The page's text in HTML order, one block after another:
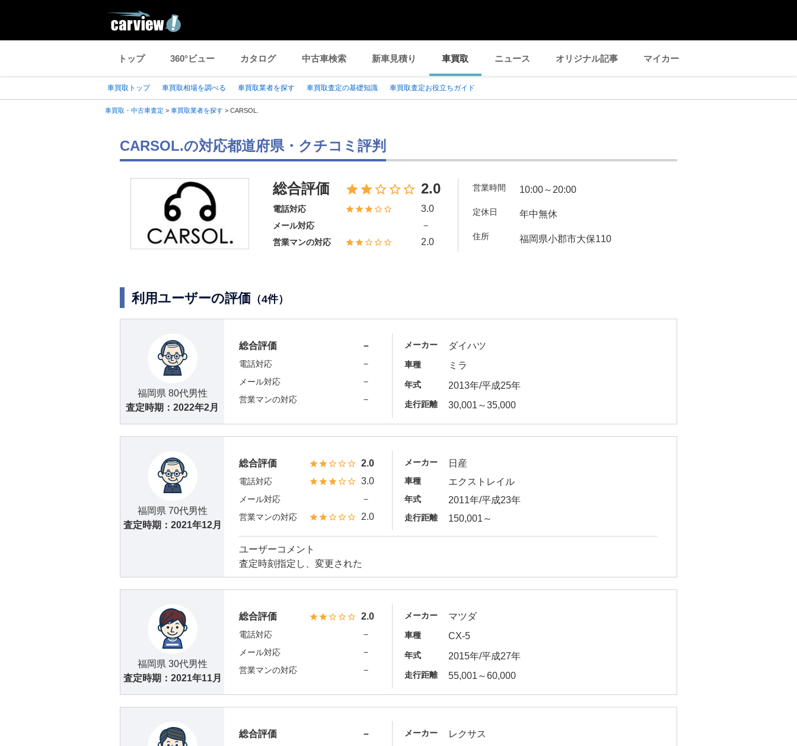
トップ 360°ビュー カタログ 中古車検索 新車見積り 車買取 ニュース オリジナル記事 マイカー
車買取トップ 車買取相場を調べる 車買取業者を探す 車買取査定の基礎知識 車買取査定お役立ちガイド
車買取・中古車査定 > 車買取業者を探す > CARSOL.
CARSOL.の対応都道府県・クチコミ評判
総合評価 2.0
電話対応 3.0
メール対応 －
営業マンの対応 2.0
営業時間 10:00～20:00
定休日 年中無休
住所 福岡県小郡市大保110
利用ユーザーの評価 （4件）
福岡県 80代男性
査定時期： 2022年2月
総合評価 －
電話対応 －
メール対応 －
営業マンの対応 －
メーカー ダイハツ
車種 ミラ
年式 2013年/平成25年
走行距離 30,001～35,000
福岡県 70代男性
査定時期： 2021年12月
総合評価 2.0
電話対応 3.0
メール対応 －
営業マンの対応 2.0
メーカー 日産
車種 エクストレイル
年式 2011年/平成23年
走行距離 150,001～
ユーザーコメント
査定時刻指定し、変更された
福岡県 30代男性
査定時期： 2021年11月
総合評価 2.0
電話対応 －
メール対応 －
営業マンの対応 －
メーカー マツダ
車種 CX-5
年式 2015年/平成27年
走行距離 55,001～60,000
総合評価 － メーカー レクサス